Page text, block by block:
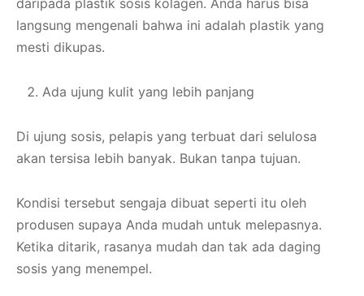
daripada plastik sosis kolagen. Anda harus bisa
langsung mengenali bahwa ini adalah plastik yang
mesti dikupas.
Ada ujung kulit yang lebih panjang
Di ujung sosis, pelapis yang terbuat dari selulosa
akan tersisa lebih banyak. Bukan tanpa tujuan.
Kondisi tersebut sengaja dibuat seperti itu oleh
produsen supaya Anda mudah untuk melepasnya.
Ketika ditarik, rasanya mudah dan tak ada daging
sosis yang menempel.